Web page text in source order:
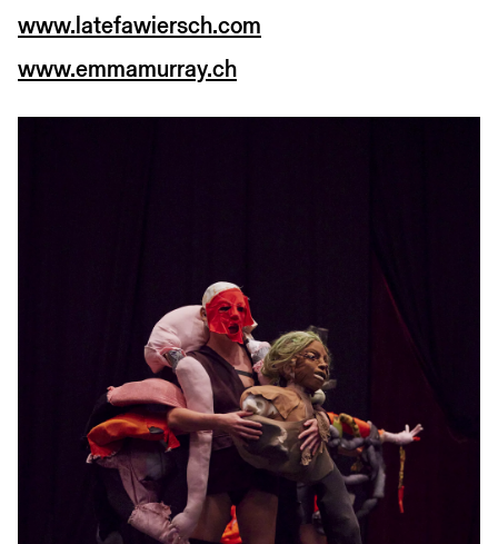
www.latefawiersch.com
www.emmamurray.ch